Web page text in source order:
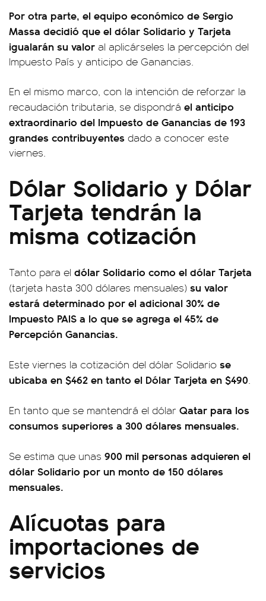
Por otra parte, el equipo económico de Sergio
Massa decidió que el dólar Solidario y Tarjeta
igualarán su valor al aplicárseles la percepción del
Impuesto País y anticipo de Ganancias.
En el mismo marco, con la intención de reforzar la
recaudación tributaria, se dispondrá el anticipo
extraordinario del Impuesto de Ganancias de 193
grandes contribuyentes dado a conocer este
viernes.
Dólar Solidario y Dólar
Tarjeta tendrán la
misma cotización
Tanto para el dólar Solidario como el dólar Tarjeta
(tarjeta hasta 300 dólares mensuales) su valor
estará determinado por el adicional 30% de
Impuesto PAIS a lo que se agrega el 45% de
Percepción Ganancias.
Este viernes la cotización del dólar Solidario se
ubicaba en $462 en tanto el Dólar Tarjeta en $490.
En tanto que se mantendrá el dólar Qatar para los
consumos superiores a 300 dólares mensuales.
Se estima que unas 900 mil personas adquieren el
dólar Solidario por un monto de 150 dólares
mensuales.
Alícuotas para
importaciones de
servicios